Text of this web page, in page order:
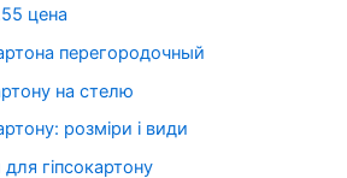
цена
перегородочный
на стелю
розміри і види
гіпсокартону